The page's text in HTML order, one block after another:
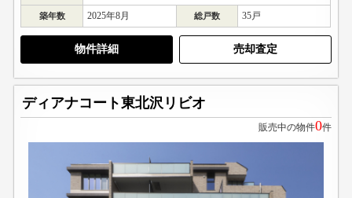
築年数 2025年8月 総戸数 35戸
物件詳細 売却査定
ディアナコート東北沢リビオ
販売中の物件0件